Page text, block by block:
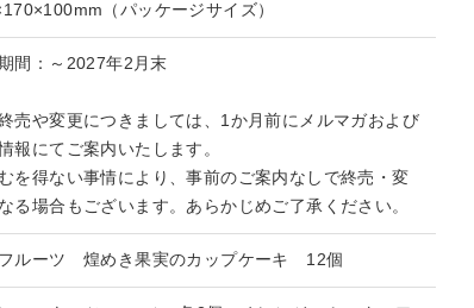
（パッケージサイズ）
間：～2027年2月末
売や変更につきましては、1か月前にメルマガおよび
報にてご案内いたします。
を得ない事情により、事前のご案内なしで終売・変
る場合もございます。あらかじめご了承ください。
ルーツ 煌めき果実のカップケーキ 12個